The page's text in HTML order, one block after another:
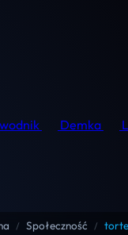
Demka
/ Społeczność /